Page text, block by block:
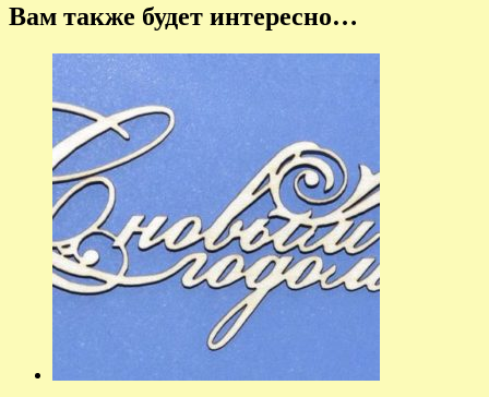
Вам также будет интересно…